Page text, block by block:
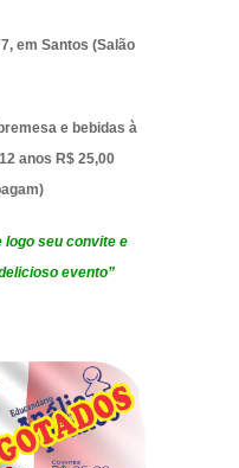
em Santos (Salão
e bebidas à
anos R$ 25,00
logo seu convite e
evento”